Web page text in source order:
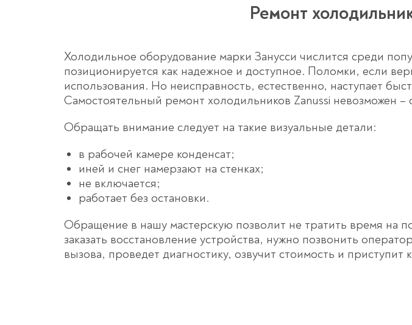
Ремонт
Холодильное оборудование марки Занусси числится среди
позиционируется как надежное и доступное. Поломки, если
использования. Но неисправность, естественно, наступает
Самостоятельный ремонт холодильников Zanussi невозможен –
Обращать внимание следует на такие визуальные детали:
в рабочей камере конденсат;
иней и снег намерзают на стенках;
не включается;
работает без остановки.
Обращение в нашу мастерскую позволит не тратить время на
заказать восстановление устройства, нужно позвонить
вызова, проведет диагностику, озвучит стоимость и приступит